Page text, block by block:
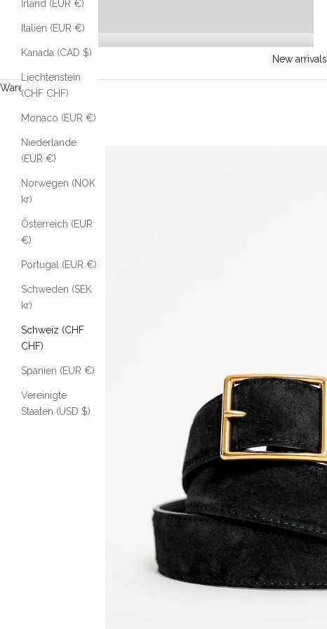
New arrivals
Irland (EUR €)
Italien (EUR €)
Kanada (CAD $)
Liechtenstein
(CHF CHF)
Monaco (EUR €)
Niederlande
(EUR €)
Norwegen (NOK
kr)
Österreich (EUR
€)
Portugal (EUR €)
Schweden (SEK
kr)
Schweiz (CHF
CHF)
Spanien (EUR €)
Vereinigte
Staaten (USD $)
Warenkorb